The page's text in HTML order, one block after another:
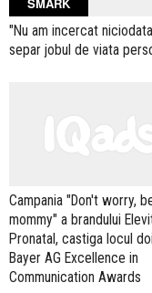
"Nu am incercat
separ jobul de viata
Campania "Don't worry,
mommy" a brandului
Pronatal, castiga locul
Bayer AG Excellence in
Communication Awards